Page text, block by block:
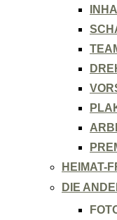
HEIMAT-
DIE